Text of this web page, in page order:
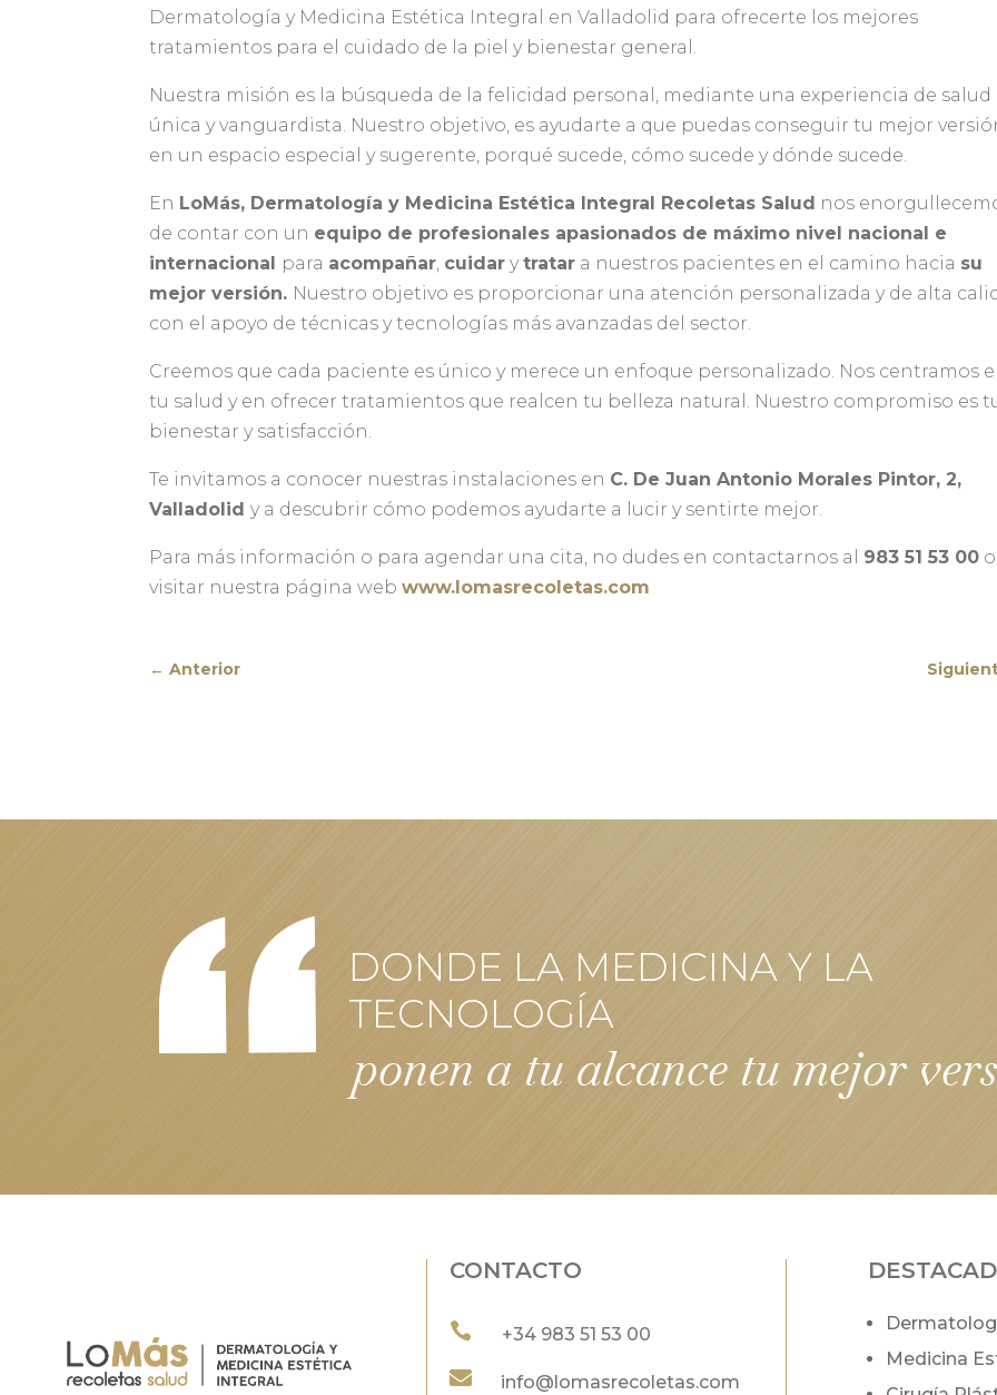
Dermatología y Medicina Estética Integral en Valladolid para ofrecerte los mejores
tratamientos para el cuidado de la piel y bienestar general.
Nuestra misión es la búsqueda de la felicidad personal, mediante una experiencia de salud
única y vanguardista. Nuestro objetivo, es ayudarte a que puedas conseguir tu mejor
en un espacio especial y sugerente, porqué sucede, cómo sucede y dónde sucede.
En LoMás, Dermatología y Medicina Estética Integral Recoletas Salud nos
de contar con un equipo de profesionales apasionados de máximo nivel nacional e
internacional para acompañar, cuidar ytratar a nuestros pacientes en el camino hacia su
mejor versión. Nuestro objetivo es proporcionar una atención personalizada y de alta
con el apoyo de técnicas y tecnologías más avanzadas del sector.
Creemos que cada paciente es único y merece un enfoque personalizado. Nos centramos
tu salud y en ofrecer tratamientos que realcen tu belleza natural. Nuestro compromiso es
bienestar y satisfacción.
Te invitamos a conocer nuestras instalaciones en C. De Juan Antonio Morales Pintor, 2,
Valladolidy a descubrir cómo podemos ayudarte a lucir y sentirte mejor.
Para más información o para agendar una cita, no dudes en contactarnos al 983 51 53 00 o
visitar nuestra página webwww.lomasrecoletas.com
←Anterior
DONDE LA MEDICINA Y LA
TECNOLOGÍA
ponen a tu alcance tu mejor
CONTACTO
 +34 983 51 53 00
 info@lomasrecoletas.com
Medicina